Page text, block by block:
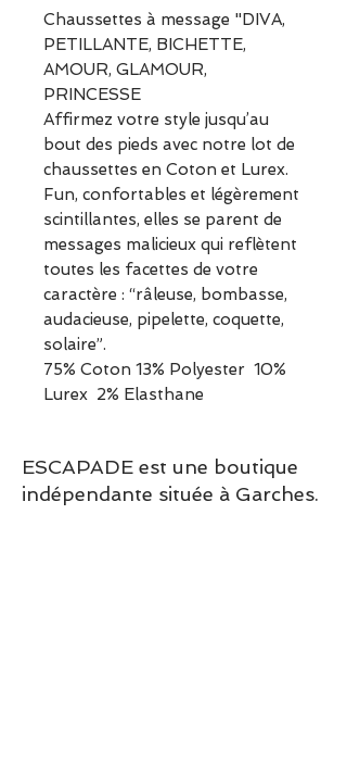
Chaussettes à message "DIVA,
PETILLANTE, BICHETTE,
AMOUR, GLAMOUR,
PRINCESSE
Affirmez votre style jusqu’au
bout des pieds avec notre lot de
chaussettes en Coton et Lurex.
Fun, confortables et légèrement
scintillantes, elles se parent de
messages malicieux qui reflètent
toutes les facettes de votre
caractère : “râleuse, bombasse,
audacieuse, pipelette, coquette,
solaire”.
75% Coton 13% Polyester 10%
Lurex 2% Elasthane
ESCAPADE est une boutique
indépendante située à Garches.